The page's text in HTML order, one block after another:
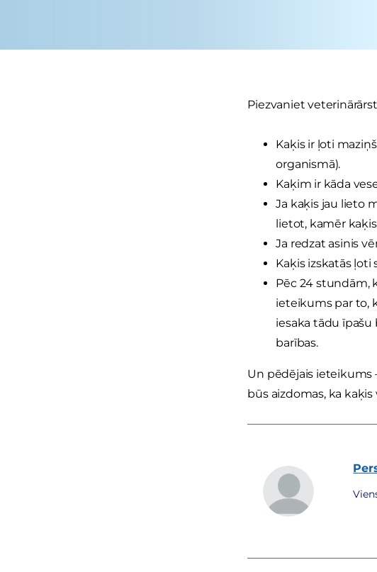
Piezvaniet
Kaķis ir ļoti
organismā).
Kaķim ir kāda
Ja kaķis jau lieto
lietot, kamēr
Ja redzat asinis
Kaķis izskatās ļoti
Pēc 24 stundām,
ieteikums par to,
iesaka tādu īpašu
barības.
Un pēdējais ieteikums
būs aizdomas, ka